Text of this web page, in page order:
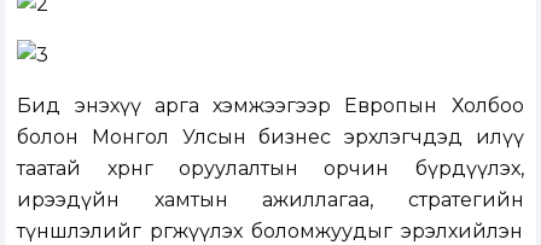
Бид энэхүү арга хэмжээгээр Европын Холбоо
болон Монгол Улсын бизнес эрхлэгчдэд илүү
таатай хөрөнгө оруулалтын орчин бүрдүүлэх,
ирээдүйн хамтын ажиллагаа, стратегийн
түншлэлийг өргөжүүлэх боломжуудыг эрэлхийлэн